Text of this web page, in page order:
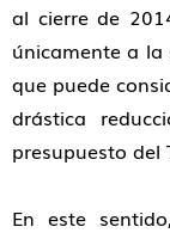
al cierre de
únicamente a
que puede
drástica
presupuesto del
En este